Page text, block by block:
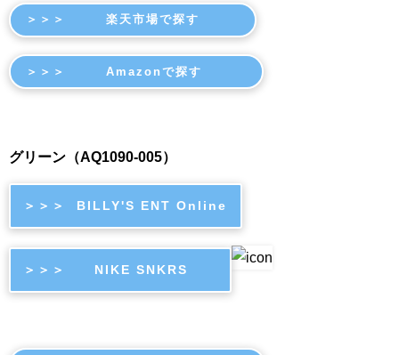
＞＞＞ 楽天市場で探す
＞＞＞ Amazonで探す
グリーン（AQ1090-005）
＞＞＞ BILLY'S ENT Online
＞＞＞ NIKE SNKRS